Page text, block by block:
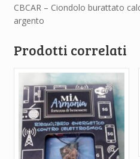
CBCAR – Ciondolo burattato
argento
Prodotti correlati